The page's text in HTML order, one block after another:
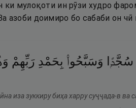
ки мулоқоти ин рӯзи худро
азоби доимиро бо сабаби он
سُجَّدًۭا وَسَبَّحُوا۟ بِحَمْدِ رَبِّهِمْ
иза зуккиру биҳа харру суҷҷада-в ва